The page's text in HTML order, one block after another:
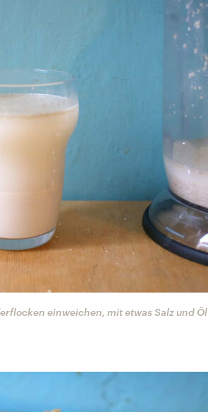
einweichen, mit etwas Salz und Öl